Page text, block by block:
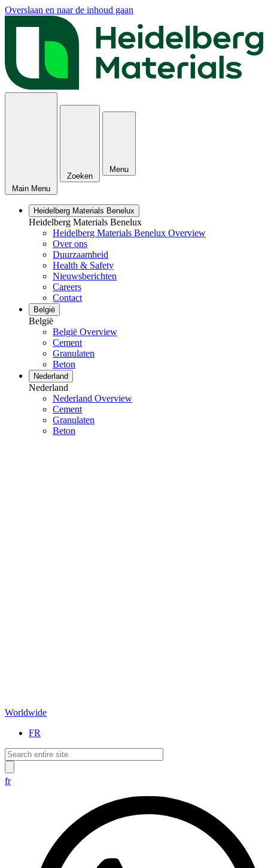
Overslaan en naar de inhoud gaan
Main Menu
Zoeken
Menu
Heidelberg Materials Benelux
Heidelberg Materials Benelux
Heidelberg Materials Benelux Overview
Over ons
Duurzaamheid
Health & Safety
Nieuwsberichten
Careers
Contact
België
België
België Overview
Cement
Granulaten
Beton
Nederland
Nederland
Nederland Overview
Cement
Granulaten
Beton
Worldwide
FR
fr